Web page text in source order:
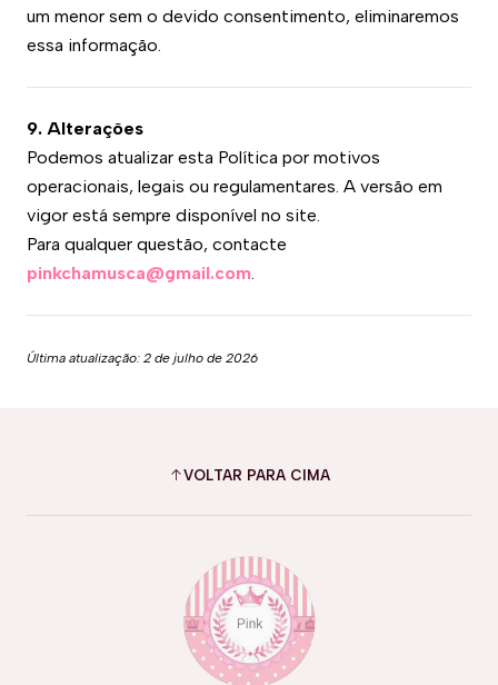
um menor sem o devido consentimento, eliminaremos
essa informação.
9. Alterações
Podemos atualizar esta Política por motivos
operacionais, legais ou regulamentares. A versão em
vigor está sempre disponível no site.
Para qualquer questão, contacte
pinkchamusca@gmail.com.
Última atualização: 2 de julho de 2026
VOLTAR PARA CIMA